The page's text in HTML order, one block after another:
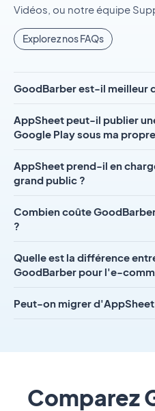
Vidéos, ou notre équipe
Explorez nos FAQs
GoodBarber est-il meilleur
AppSheet peut-il publier
Google Play sous ma
AppSheet prend-il en
grand public ?
Combien coûte
?
Quelle est la différence
GoodBarber pour l'e-
Peut-on migrer
Comparez